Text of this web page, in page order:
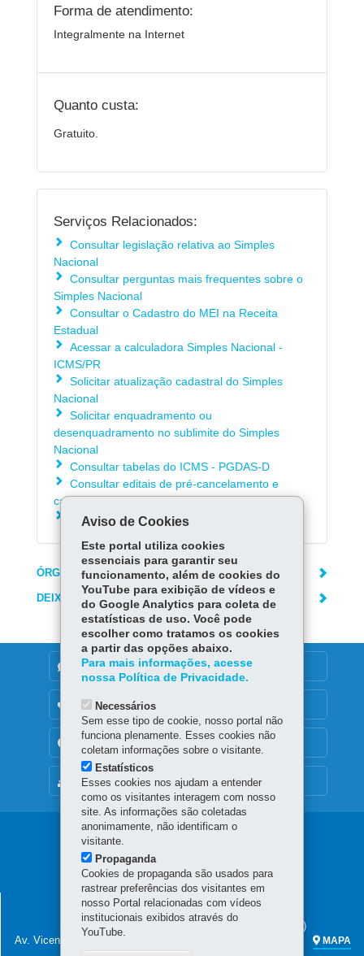
Forma de atendimento:
Integralmente na Internet
Quanto custa:
Gratuito.
Serviços Relacionados:
Consultar legislação relativa ao Simples
Nacional
Consultar perguntas mais frequentes sobre o
Simples Nacional
Consultar o Cadastro do MEI na Receita
Estadual
Acessar a calculadora Simples Nacional -
ICMS/PR
Solicitar atualização cadastral do Simples
Nacional
Solicitar enquadramento ou
desenquadramento no sublimite do Simples
Nacional
Consultar tabelas do ICMS - PGDAS-D
Consultar editais de pré-cancelamento e
cancelamento da inscrição estadual
Saber como entregar a DeSTDA - Sedif/SN
ÓRGÃO RESPONSÁVEL
DEIXE SUA OPINIÃO
MAPA DO SITE
DENUNCIE CORRUPÇÃO
OUVIDORIA
TRANSPARÊNCIA INSTITUCIONAL
Navegação
principal
SECRETARIA DA FAZENDA
Sede administrativa (não há atendimento ao público)
Av. Vicente Machado, 445 - Centro
MAPA
Aviso de Cookies
Este portal utiliza cookies
essenciais para garantir seu
funcionamento, além de cookies do
YouTube para exibição de vídeos e
do Google Analytics para coleta de
estatísticas de uso. Você pode
escolher como tratamos os cookies
a partir das opções abaixo.
Para mais informações, acesse
nossa Política de Privacidade.
Necessários
Sem esse tipo de cookie, nosso portal não
funciona plenamente. Esses cookies não
coletam informações sobre o visitante.
Estatísticos
Esses cookies nos ajudam a entender
como os visitantes interagem com nosso
site. As informações são coletadas
anonimamente, não identificam o
visitante.
Propaganda
Cookies de propaganda são usados para
rastrear preferências dos visitantes em
nosso Portal relacionadas com vídeos
institucionais exibidos através do
YouTube.